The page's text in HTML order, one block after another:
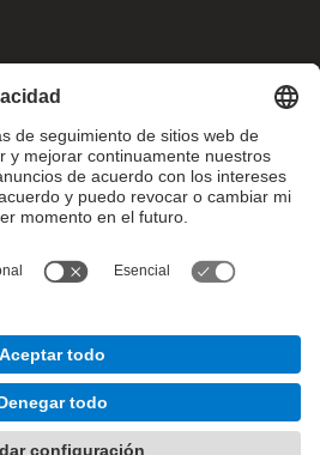
Barcelona - Universitat Politècnica